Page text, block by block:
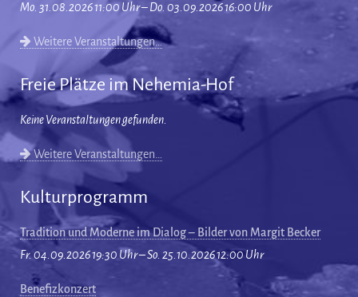
Mo. 31.08.2026 11:00 Uhr – Do. 03.09.2026 16:00 Uhr
Weitere Veranstaltungen…
Freie Plätze im Nehemia-Hof
Keine Veranstaltungen gefunden.
Weitere Veranstaltungen…
Kulturprogramm
Tradition und Moderne im Dialog – Bilder von Margit Becker
Fr. 04.09.2026 19:30 Uhr – So. 25.10.2026 12:00 Uhr
Benefizkonzert